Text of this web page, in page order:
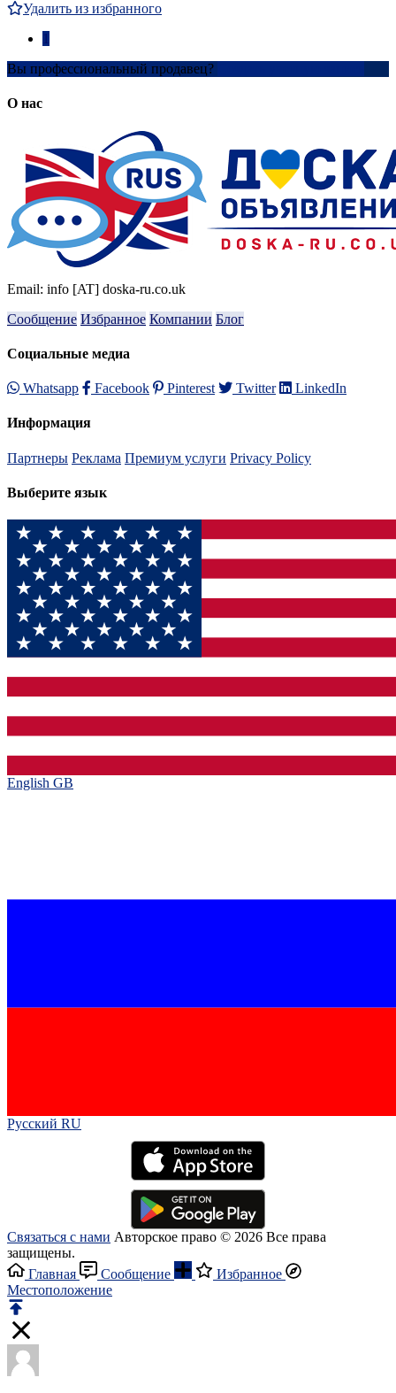
Удалить из избранного
Вы профессиональный продавец?
О нас
Email: info [AT] doska-ru.co.uk
Сообщение Избранное Компании Блог
Социальные медиа
Whatsapp Facebook Pinterest Twitter LinkedIn
Информация
Партнеры Реклама Премиум услуги Privacy Policy
Выберите язык
English GB‎
Русский RU‎
Связаться с нами Авторское право © 2026 Все права
защищены.
Главная
Сообщение
Избранное
Местоположение